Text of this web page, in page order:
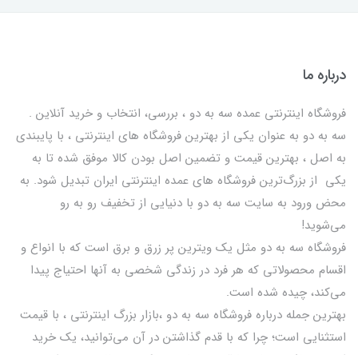
درباره ما
فروشگاه اینترنتی عمده سه به دو ، بررسی، انتخاب و خرید آنلاین .
سه به دو به عنوان یکی از بهترين فروشگاه های اینترنتی ، با پایبندی
به اصل ، بهترين قيمت و تضمین اصل‌ بودن کالا موفق شده تا به
يكي از بزرگ‌ترين فروشگاه هاي عمده اینترنتی ایران تبدیل شود. به
محض ورود به سایت سه به دو با دنیایی از تخفيف رو به رو
می‌شوید!
فروشگاه سه به دو مثل یک ویترین پر زرق و برق است که با انواع و
اقسام محصولاتی که هر فرد در زندگی شخصی به آنها احتیاج پیدا
می‌کند، چیده شده است.
بهترين جمله درباره فروشگاه سه به دو ،بازار بزرگ اینترنتی ، با قيمت
استثنايي است؛ چرا که با قدم گذاشتن در آن می‌توانید، یک خرید